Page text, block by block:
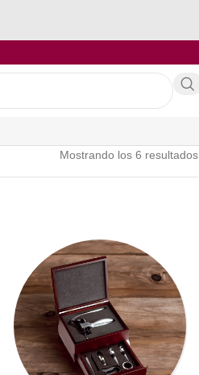
Mostrando los 6 resultados